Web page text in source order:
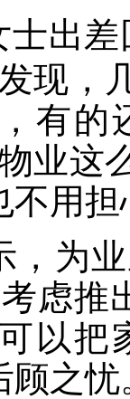
士出
现，
有的
业这
用
，为
虑推
以把
顾之忧